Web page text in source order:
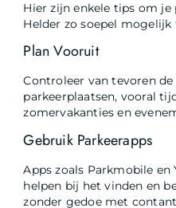
Hier zijn enkele tips om
Helder zo soepel mogelijk
Plan Vooruit
Controleer van tevoren
parkeerplaatsen, vooral
zomervakanties en
Gebruik Parkeerapps
Apps zoals Parkmobile en
helpen bij het vinden en
zonder gedoe met